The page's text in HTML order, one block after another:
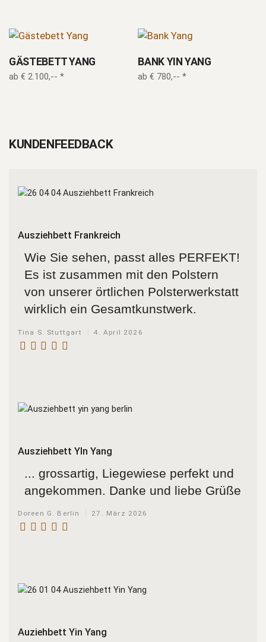
GÄSTEBETT YANG
ab € 2.100,-- *
BANK YIN YANG
ab€ 780,-- *
KUNDENFEEDBACK
Ausziehbett Frankreich
Wie Sie sehen, passt alles PERFEKT!
Es ist zusammen mit den Polstern
von unserer örtlichen Polsterwerkstatt
wirklich ein Gesamtkunstwerk.
Tina S. Stuttgart 4. April 2026
Ausziehbett YIn Yang
... grossartig, Liegewiese perfekt und
angekommen. Danke und liebe Grüße
Doreen G. Berlin 27. März 2026
Auziehbett Yin Yang